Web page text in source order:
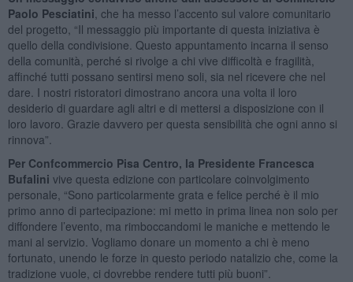
Paolo Pesciatini , che ha messo l’accento sul valore comunitario
del progetto, “Il messaggio più importante di questa iniziativa è
quello della condivisione. Questo appuntamento incarna il senso
della comunità, perché si rivolge a chi vive difficoltà e fragilità,
affinché tutti possano sentirsi meno soli, sia nel ricevere che nel
dare. I nostri ristoratori dimostrano ancora una volta il loro
desiderio di guardare agli altri e di mettersi a disposizione con il
loro lavoro. Grazie davvero per questa sensibilità che ogni anno si
rinnova”.
Per Confcommercio Pisa Centro, la Presidente Francesca
Bufalini vive questa edizione con particolare coinvolgimento
personale, “Sono particolarmente grata e felice perché è il mio
primo anno di partecipazione: mi metto in prima linea non solo per
diffondere l’evento, ma rimboccandomi le maniche e mettendo le
mani al servizio. Vogliamo donare un momento a chi è meno
fortunato, unendo le forze in questo periodo natalizio che, come la
tradizione vuole, ci dovrebbe rendere tutti più buoni”.